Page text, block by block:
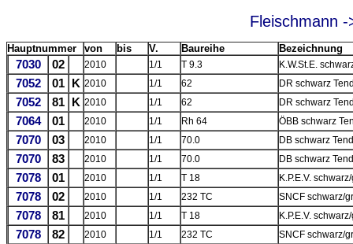
Fleischmann
Hauptnummer von bis V. Baureihe Bezeichnung
7030 02 2010 1/1 T 9.3 K.W.St.E.
7052 01 K 2010 1/1 62 DR schwarz
7052 81 K 2010 1/1 62 DR schwarz
7064 01 2010 1/1 Rh 64 ÖBB schwarz
7070 03 2010 1/1 70.0 DB schwarz
7070 83 2010 1/1 70.0 DB schwarz
7078 01 2010 1/1 T 18 K.P.E.V.
7078 02 2010 1/1 232 TC SNCF schwarz/
7078 81 2010 1/1 T 18 K.P.E.V.
7078 82 2010 1/1 232 TC SNCF schwarz/